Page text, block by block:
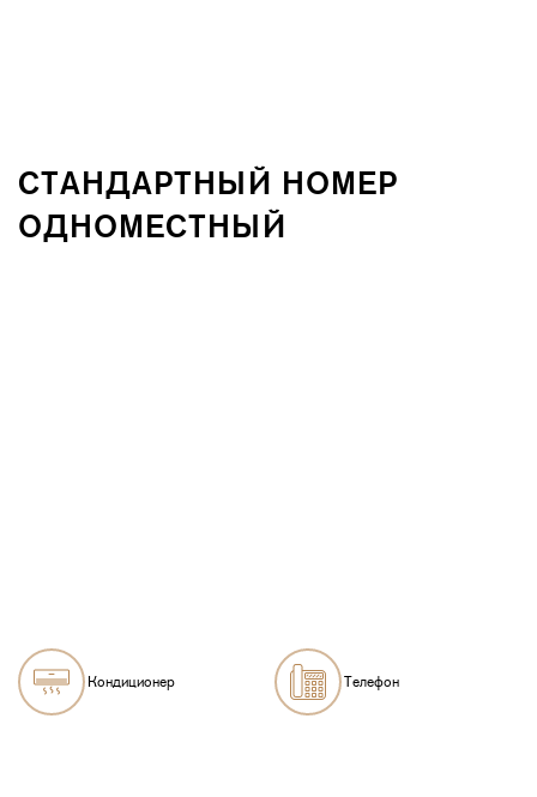
СТАНДАРТНЫЙ НОМЕР
ОДНОМЕСТНЫЙ
Кондиционер Телефон